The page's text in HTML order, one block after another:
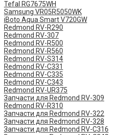
Tefal RG7675WH
Samsung VR05R5050WK
iBoto Aqua Smart V720GW
Redmond RV-R290
Redmond RV-307
Redmond RV-R500
Redmond RV-R560
Redmond RV-S314
Redmond RV-C331
Redmond RV-C335
Redmond RV-C343
Redmond RV-UR375
Запчасти для Redmond RV-309
Redmond RV-R310
Запчасти для Redmond RV-322
Запчасти для Redmond RV-328
Запчасти для Redmond RV-C316